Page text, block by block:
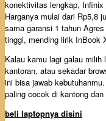
konektivitas lengkap,
Harganya mulai dari Rp5,8
sama garansi 1 tahun
tinggi, mending lirik InBook
Kalau kamu lagi galau milih
kantoran, atau sekadar
ini bisa jawab
paling cocok di kantong dan
beli laptopnya disini